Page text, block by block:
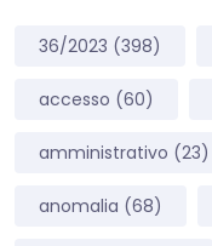
36/2023 (398)
accesso (60)
amministrativo (23)
anomalia (68)